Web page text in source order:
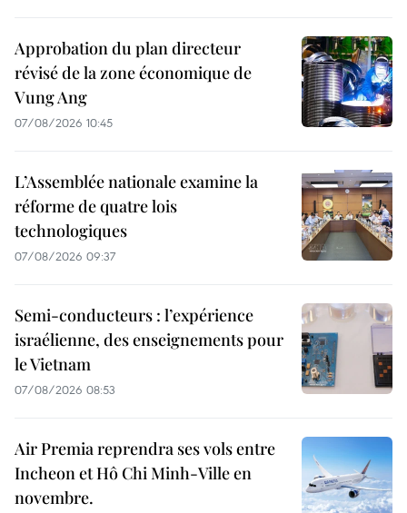
Approbation du plan directeur
révisé de la zone économique de
Vung Ang
07/08/2026 10:45
L’Assemblée nationale examine la
réforme de quatre lois
technologiques
07/08/2026 09:37
Semi-conducteurs : l’expérience
israélienne, des enseignements pour
le Vietnam
07/08/2026 08:53
Air Premia reprendra ses vols entre
Incheon et Hô Chi Minh-Ville en
novembre.